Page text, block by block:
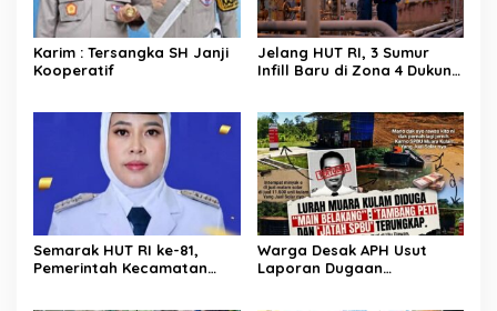
Karim : Tersangka SH Janji
Kooperatif
Jelang HUT RI, 3 Sumur
Infill Baru di Zona 4 Dukung
Semarak HUT RI ke-81,
Pemerintah Kecamatan
Warga Desak APH Usut
Laporan Dugaan